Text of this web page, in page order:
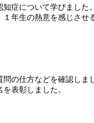
症について学びました
年生の熱意を感じさせ
の仕方などを確認しま
表彰しました。